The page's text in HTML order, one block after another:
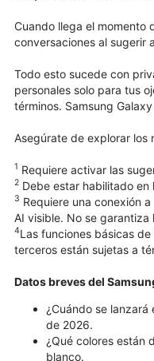
Cuando llega el momento
conversaciones al sugerir
Todo esto sucede con
personales solo para tus
términos. Samsung
Asegúrate de explorar los
1 Requiere activar las
2 Debe estar habilitado en
3 Requiere una conexión
AI visible. No se
4Las funciones básicas
terceros están sujetas a
Datos breves del
¿Cuándo se
de 2026.
¿Qué colores están
blanco.